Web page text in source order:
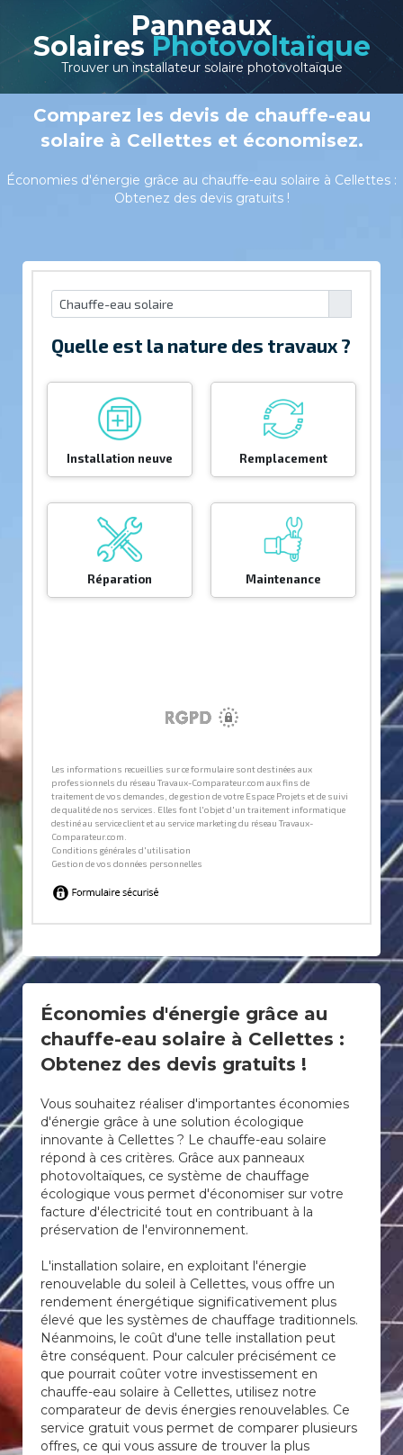
Panneaux
Solaires Photovoltaïque
Trouver un installateur solaire photovoltaïque
Comparez les devis de chauffe-eau
solaire à Cellettes et économisez.
Économies d'énergie grâce au chauffe-eau solaire à Cellettes :
Obtenez des devis gratuits !
Économies d'énergie grâce au
chauffe-eau solaire à Cellettes :
Obtenez des devis gratuits !
Vous souhaitez réaliser d'importantes économies
d'énergie grâce à une solution écologique
innovante à Cellettes ? Le chauffe-eau solaire
répond à ces critères. Grâce aux panneaux
photovoltaïques, ce système de chauffage
écologique vous permet d'économiser sur votre
facture d'électricité tout en contribuant à la
préservation de l'environnement.
L'installation solaire, en exploitant l'énergie
renouvelable du soleil à Cellettes, vous offre un
rendement énergétique significativement plus
élevé que les systèmes de chauffage traditionnels.
Néanmoins, le coût d'une telle installation peut
être conséquent. Pour calculer précisément ce
que pourrait coûter votre investissement en
chauffe-eau solaire à Cellettes, utilisez notre
comparateur de devis énergies renouvelables. Ce
service gratuit vous permet de comparer plusieurs
offres, ce qui vous assure de trouver la plus